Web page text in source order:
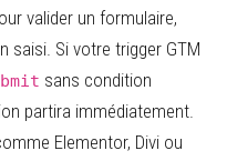
valider un formulaire,
saisi. Si votre trigger GTM
sans condition
partira immédiatement.
Elementor, Divi ou